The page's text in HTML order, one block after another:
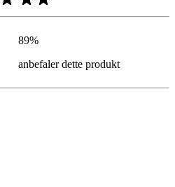
89%
anbefaler dette produkt